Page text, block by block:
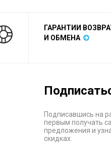
ГАРАНТИИ
И ОБМЕНА
Подписавшись на
первым получать
предложения и
скидках.